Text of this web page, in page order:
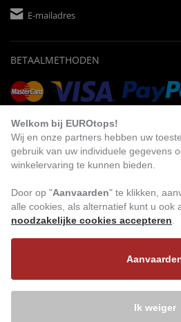
E-mailadres
BETAALMETHODEN
BEZOEK ONS
Welkom bij EUROtops!
Wij en onze partners hebben uw
gebruik van uw individuele gegevens
winkelervaring te kunnen bieden.
Door op "Aanvaarden" te klikken,
alle cookies, als alternatief kunt u ook
noodzakelijke cookies accepteren
Ik weiger